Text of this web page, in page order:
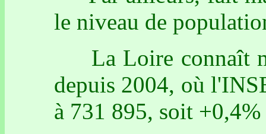
le niveau de
La Loire connaît
depuis 2004, où
à 731 895, soit